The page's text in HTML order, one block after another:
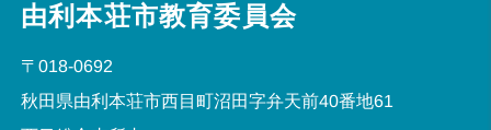
由利本荘市教育委員会
〒018-0692
秋田県由利本荘市西目町沼田字弁天前40番地61